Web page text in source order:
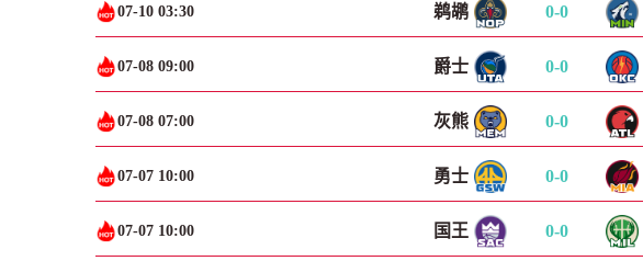
07-10 03:30 鹈鹕 0-0
07-08 09:00 爵士 0-0
07-08 07:00 灰熊 0-0
07-07 10:00 勇士 0-0
07-07 10:00 国王 0-0